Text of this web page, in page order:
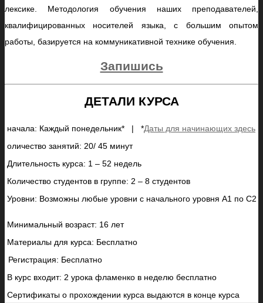
лексике. Методология обучения наших преподавателей,
квалифицированных носителей языка, с большим опытом
работы, базируется на коммуникативной технике обучения.
Запишись
ДЕТАЛИ КУРСА
начала: Каждый понедельник* | *Даты для начинающих здесь
оличество занятий: 20/ 45 минут
Длительность курса: 1 – 52 недель
Количество студентов в группе: 2 – 8 студентов
Уровни: Возможны любые уровни с начального уровня A1 по C2
Минимальный возраст: 16 лет
Материалы для курса: Бесплатно
Регистрация: Бесплатно
В курс входит: 2 урока фламенко в неделю бесплатно
Сертификаты о прохождении курса выдаются в конце курса